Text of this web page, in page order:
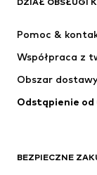
SUPERFIT
Pomoc &
Współpraca z
Obszar
Odstąpienie
BEZPIECZNE